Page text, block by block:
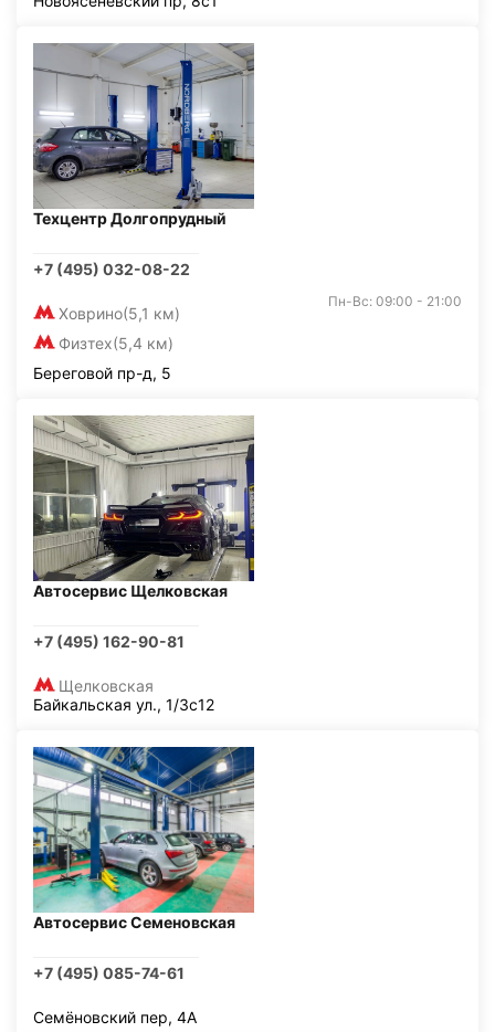
Техцентр Долгопрудный
+7 (495) 032-08-22
Ховрино(5,1 км)
Физтех(5,4 км)
Пн-Вс: 09:00 - 21:00
Береговой пр-д, 5
Автосервис Щелковская
+7 (495) 162-90-81
Щелковская
Байкальская ул., 1/3с12
Автосервис Семеновская
+7 (495) 085-74-61
Семёновский пер, 4А